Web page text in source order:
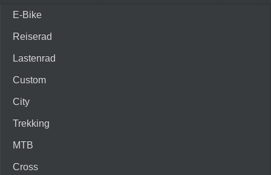
E-Bike
Reiserad
Lastenrad
Custom
City
Trekking
MTB
Cross